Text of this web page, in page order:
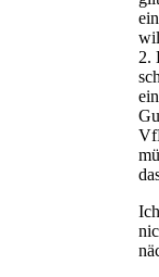
2.